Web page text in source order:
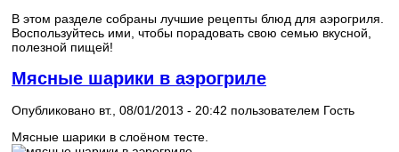
В этом разделе собраны лучшие рецепты блюд для аэрогриля.
Воспользуйтесь ими, чтобы порадовать свою семью вкусной,
полезной пищей!
Мясные шарики в аэрогриле
Опубликовано вт., 08/01/2013 - 20:42 пользователем Гость
Мясные шарики в слоёном тесте.